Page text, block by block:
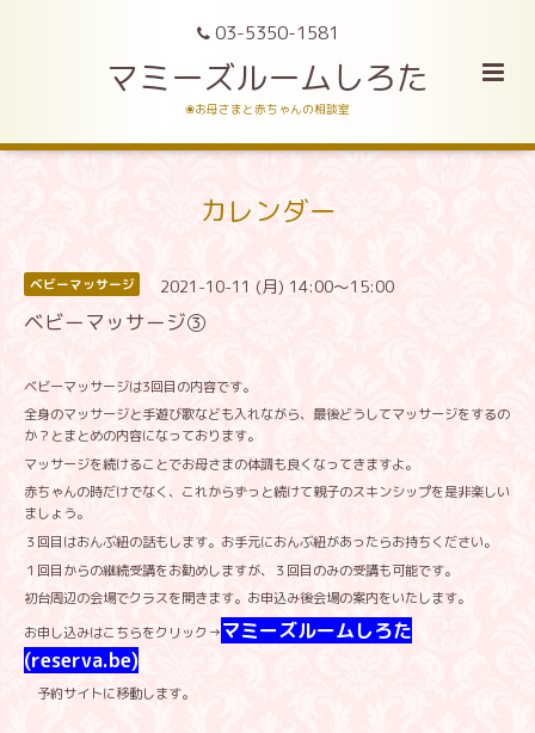
03-5350-1581
マミーズルームしろた
❀お母さまと赤ちゃんの相談室
カレンダー
ベビーマッサージ 2021-10-11 (月) 14:00～15:00
ベビーマッサージ③
ベビーマッサージは3回目の内容です。
全身のマッサージと手遊び歌なども入れながら、最後どうしてマッサージをするの
か？とまとめの内容になっております。
マッサージを続けることでお母さまの体調も良くなってきますよ。
赤ちゃんの時だけでなく、これからずっと続けて親子のスキンシップを是非楽しい
ましょう。
３回目はおんぶ紐の話もします。お手元におんぶ紐があったらお持ちください。
１回目からの継続受講をお勧めしますが、３回目のみの受講も可能です。
初台周辺の会場でクラスを開きます。お申込み後会場の案内をいたします。
お申し込みはこちらをクリック→マミーズルームしろた
(reserva.be)
予約サイトに移動します。